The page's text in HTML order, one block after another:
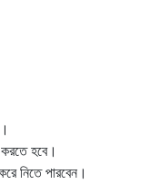
করতে হবে।
নিতে পারবেন।